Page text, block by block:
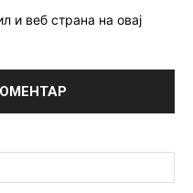
и веб страна на овај